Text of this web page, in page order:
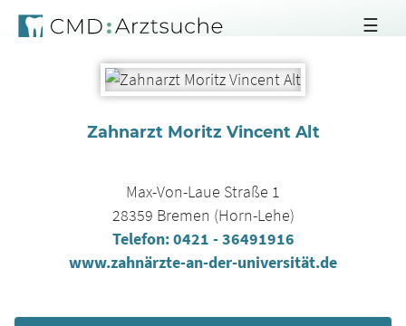
☰
Zahnarzt Moritz Vincent Alt
Max-Von-Laue Straße 1
28359 Bremen (Horn-Lehe)
Telefon:0421 - 36491916
www.zahnärzte-an-der-universität.de